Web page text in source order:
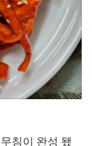
침이 완성 됐